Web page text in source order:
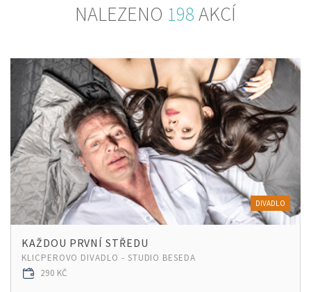
NALEZENO 198AKCÍ
DIVADLO
KAŽDOU PRVNÍ STŘEDU
KLICPEROVO DIVADLO - STUDIO BESEDA
290 KČ